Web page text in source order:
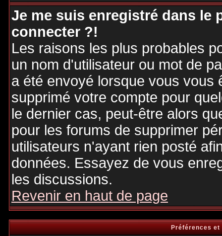
Je me suis enregistré dans le
connecter ?!
Les raisons les plus probables
un nom d'utilisateur ou mot de
a été envoyé lorsque vous vous
supprimé votre compte pour
le dernier cas, peut-être alors
pour les forums de supprimer
utilisateurs n'ayant rien posté
données. Essayez de vous
les discussions.
Revenir en haut de page
Préférences